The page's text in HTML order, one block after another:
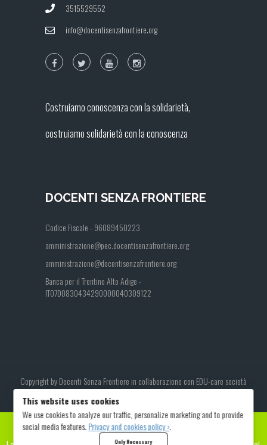
3515529552
info@docentisenzafrontiere.org
Costruiamo conoscenza con la solidarietà,
costruiamo solidarietà con la conoscenza
DOCENTI SENZA FRONTIERE
Codice Fiscale - 96089450223
amministrazione@pec.docentisenzafrontiere.org
amministrazione@docentisenzafrontiere.org
Banca per il Trentino Alto Adige -
IT07D0830434290000040309122
Copyright by Docenti Senza Frontiere in collaborazione con EDU-care società
cooperativa
DONA IL TUO 5X1000 A DOCENTI SENZA FRONTIERE!
This website uses cookies
We use cookies to analyze our traffic, personalize marketing and to provide
social media features.Privacy and cookies policy ›.
Only Necessary